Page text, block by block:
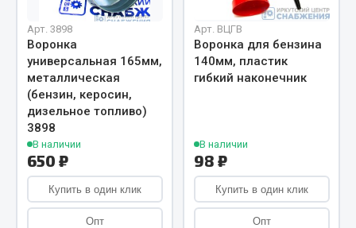
Манжеты
Паронит
Патрубки
Прокладки
Рукава высокого давления
Весь раздел
Автомобильная электрика
Арт. 3898
Воронка
универсальная 165мм,
металлическая
(бензин, керосин,
дизельное топливо)
3898
В наличии
650 ₽
Купить в один клик
Опт
Арт. ВЦГВ
Воронка для бензина
140мм, пластик
гибкий наконечник
В наличии
98 ₽
Купить в один клик
Опт